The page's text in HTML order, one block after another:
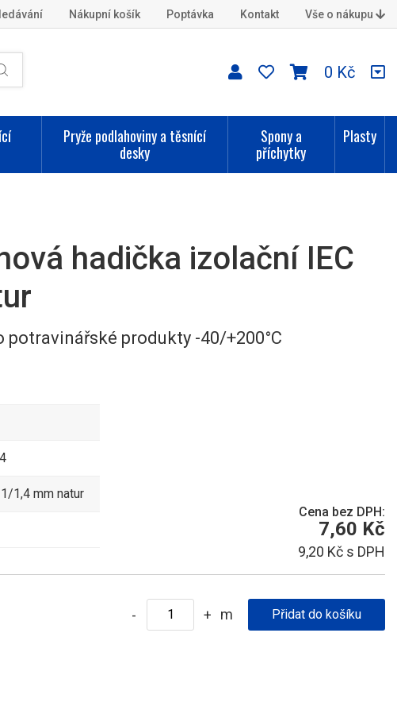
Nákupní košík Poptávka Kontakt Vše o nákupu
0 Kč
Pryže podlahoviny a těsnící
desky
Spony a
příchytky
Plasty
hadička izolační IEC
produkty -40/+200°C
1,4 mm natur
Cena bez DPH:
7,60 Kč
9,20 Kč s DPH
- + m